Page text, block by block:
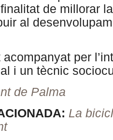
de millorar
al
per
i un tècnic
de Palma
La